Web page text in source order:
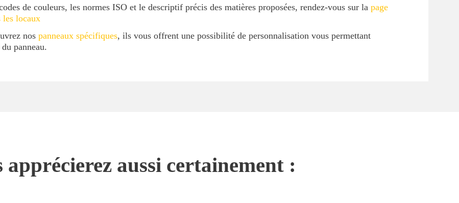
de couleurs, les normes ISO et le descriptif précis des matières proposées, rendez-vous sur la page
les locaux
nos panneaux spécifiques, ils vous offrent une possibilité de personnalisation vous permettant
panneau.
apprécierez aussi certainement :